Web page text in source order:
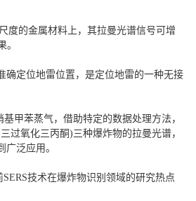
度的金属材料上，其拉曼光谱信号可增
。
确定位地雷位置，是定位地雷的一种无接
甲苯蒸气，借助特定的数据处理方法，
过氧化三丙酮)三种爆炸物的拉曼光谱，
广泛应用。
技术在爆炸物识别领域的研究热点